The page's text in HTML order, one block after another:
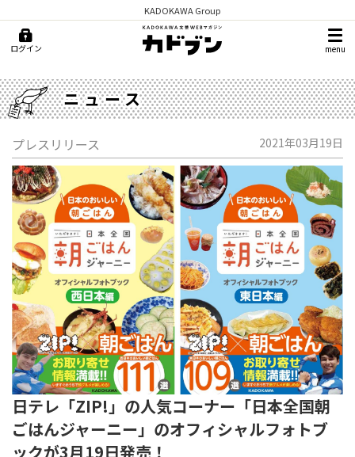
KADOKAWA Group
ログイン menu
ニュース
プレスリリース 2021年03月19日
日テレ「ZIP!」の人気コーナー「日本全国朝
ごはんジャーニー」のオフィシャルフォトブ
ックが3月19日発売！